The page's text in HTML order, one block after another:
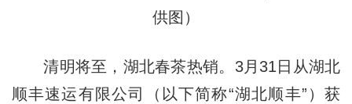
供图）
清明将至，湖北春茶热销。3月31日从湖北
顺丰速运有限公司（以下简称“湖北顺丰”）获